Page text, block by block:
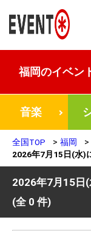
福岡のイベン
音楽
全国TOP 福岡
2026年7月15日(水)
2026年7月15日
(全 0 件)